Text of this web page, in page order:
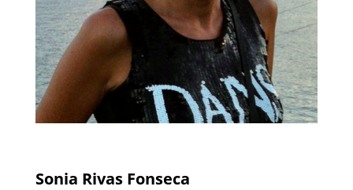
Sonia Rivas Fonseca